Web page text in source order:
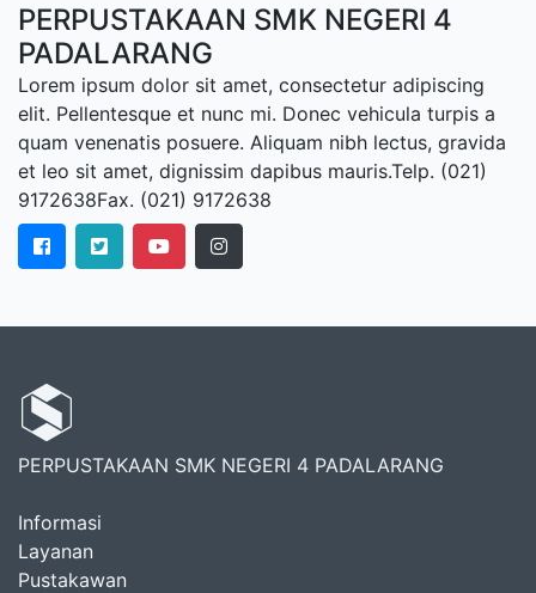
PERPUSTAKAAN SMK NEGERI 4
PADALARANG
Lorem ipsum dolor sit amet, consectetur adipiscing
elit. Pellentesque et nunc mi. Donec vehicula turpis a
quam venenatis posuere. Aliquam nibh lectus, gravida
et leo sit amet, dignissim dapibus mauris.Telp. (021)
9172638Fax. (021) 9172638
PERPUSTAKAAN SMK NEGERI 4 PADALARANG
Informasi
Layanan
Pustakawan